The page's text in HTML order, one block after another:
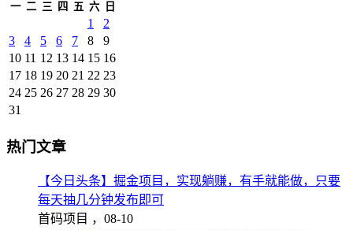
一 二 三 四 五 六 日
1
2
3
4 5 6 7 8
9
10 11 12 13 14 15 16
17 18 19 20 21 22 23
24 25 26 27 28 29 30
31
热门文章
【今日头条】掘金项目，实现躺赚，有手就能做，只要
每天抽几分钟发布即可
首码项目 ， 08-10